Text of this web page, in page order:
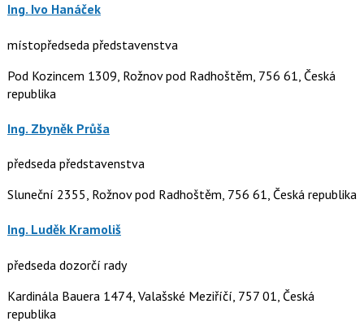
Ing. Ivo Hanáček
místopředseda představenstva
Pod Kozincem 1309, Rožnov pod Radhoštěm, 756 61, Česká
republika
Ing. Zbyněk Průša
předseda představenstva
Sluneční 2355, Rožnov pod Radhoštěm, 756 61, Česká republika
Ing. Luděk Kramoliš
předseda dozorčí rady
Kardinála Bauera 1474, Valašské Meziříčí, 757 01, Česká
republika